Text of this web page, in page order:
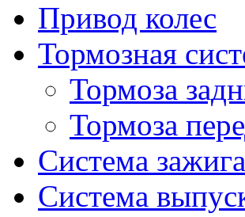
Привод колес
Тормозная
Тормоза
Тормоза
Система
Система